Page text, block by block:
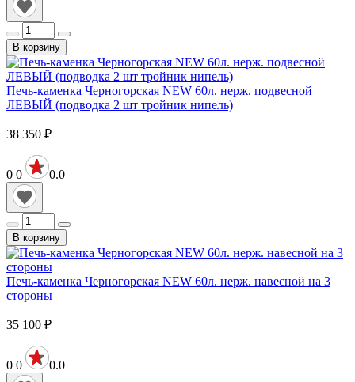
В корзину
Печь-каменка Черногорская NEW 60л. нерж. подвесной
ЛЕВЫЙ (подводка 2 шт тройник нипель)
38 350 ₽
0 0 0.0
В корзину
Печь-каменка Черногорская NEW 60л. нерж. навесной на 3
стороны
35 100 ₽
0 0 0.0